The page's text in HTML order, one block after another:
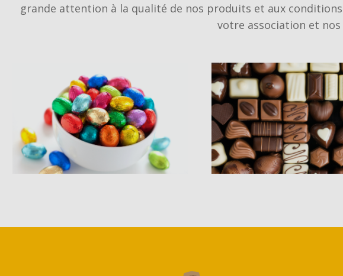
grande attention à la qualité de nos produits et aux
votre association et